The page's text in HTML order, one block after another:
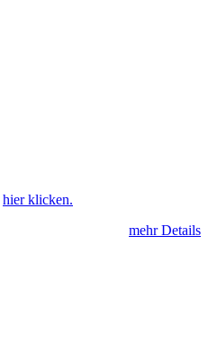
hier klicken.
mehr Details